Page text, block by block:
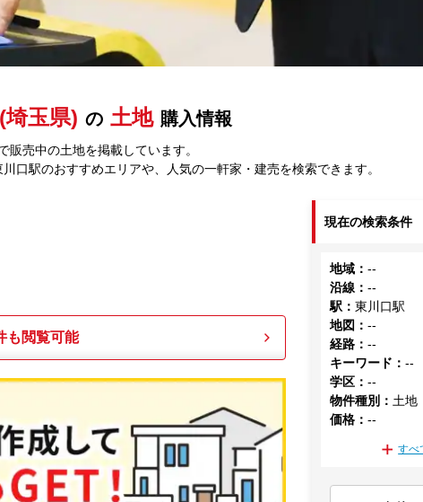
埼玉県) の 土地 購入情報
販売中の土地を掲載しています。
口駅のおすすめエリアや、人気の一軒家・建売を検索できます。
も閲覧可能
現在の検索条件
地域 ：--
沿線 ：--
駅 ：東川口駅
地図 ：--
経路 ：--
キーワード ：--
学区 ：--
物件種別 ： 土地
価格 ：--
すべ